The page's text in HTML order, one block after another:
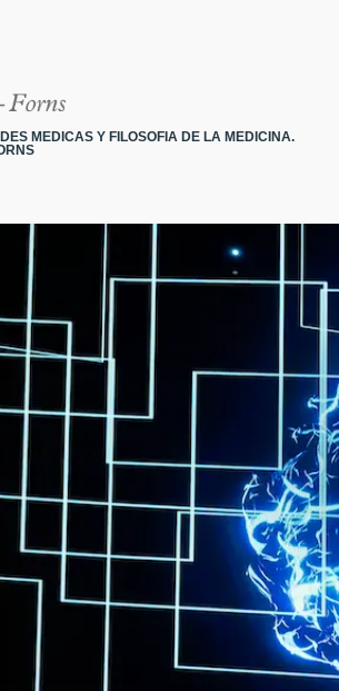
MEDICAS Y FILOSOFIA DE LA MEDICINA.